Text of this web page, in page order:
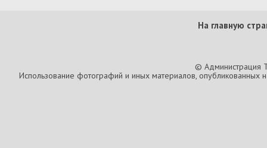
На главную
© Администрация
Использование фотографий и иных материалов, опубликованных